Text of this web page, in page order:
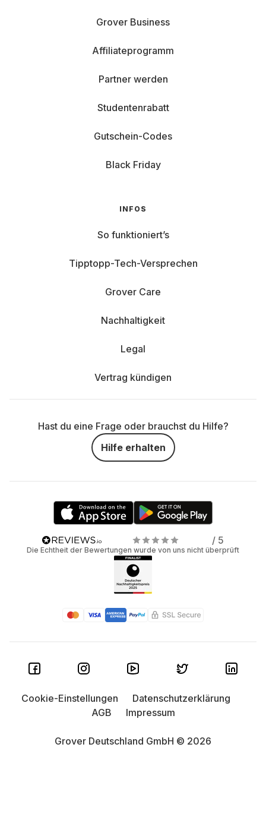
Grover Business
Affiliateprogramm
Partner werden
Studentenrabatt
Gutschein-Codes
Black Friday
INFOS
So funktioniert’s
Tipptopp-Tech-Versprechen
Grover Care
Nachhaltigkeit
Legal
Vertrag kündigen
Hast du eine Frage oder brauchst du Hilfe?
Hilfe erhalten
/ 5
Die Echtheit der Bewertungen wurde von uns nicht überprüft
Grover Deutschland GmbH © 2026
Cookie-Einstellungen
Datenschutzerklärung
AGB
Impressum